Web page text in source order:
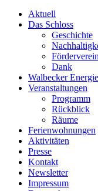
Aktuell
Das Schloss
Geschichte
Förderverein
Dank
Walbecker
Veranstaltungen
Programm
Rückblick
Räume
Ferienwohnungen
Aktivitäten
Presse
Kontakt
Newsletter
Impressum